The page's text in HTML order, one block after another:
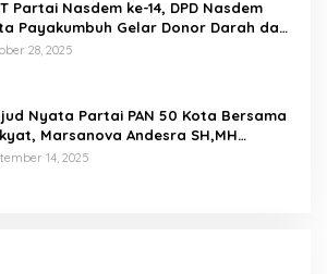
Partai Nasdem ke-14, DPD Nasdem
Payakumbuh Gelar Donor Darah dan
Kesehatan Gratis
28, 2025
Nyata Partai PAN 50 Kota Bersama
Marsanova Andesra SH,MH
600 Karung Beras Untuk
14, 2025